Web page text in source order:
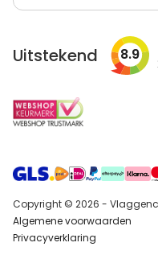
op
Uitstekend 8.9
Copyright © 2026 -
Algemene voorwaarden
Privacyverklaring